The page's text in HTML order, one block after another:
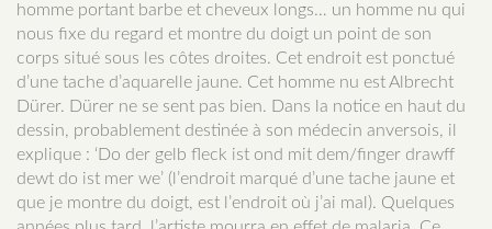
homme portant barbe et cheveux longs… un homme nu qui
nous fixe du regard et montre du doigt un point de son
corps situé sous les côtes droites. Cet endroit est ponctué
d’une tache d’aquarelle jaune. Cet homme nu est Albrecht
Dürer. Dürer ne se sent pas bien. Dans la notice en haut du
dessin, probablement destinée à son médecin anversois, il
explique : ‘Do der gelb fleck ist ond mit dem/finger drawff
dewt do ist mer we’ (l’endroit marqué d’une tache jaune et
que je montre du doigt, est l’endroit où j’ai mal). Quelques